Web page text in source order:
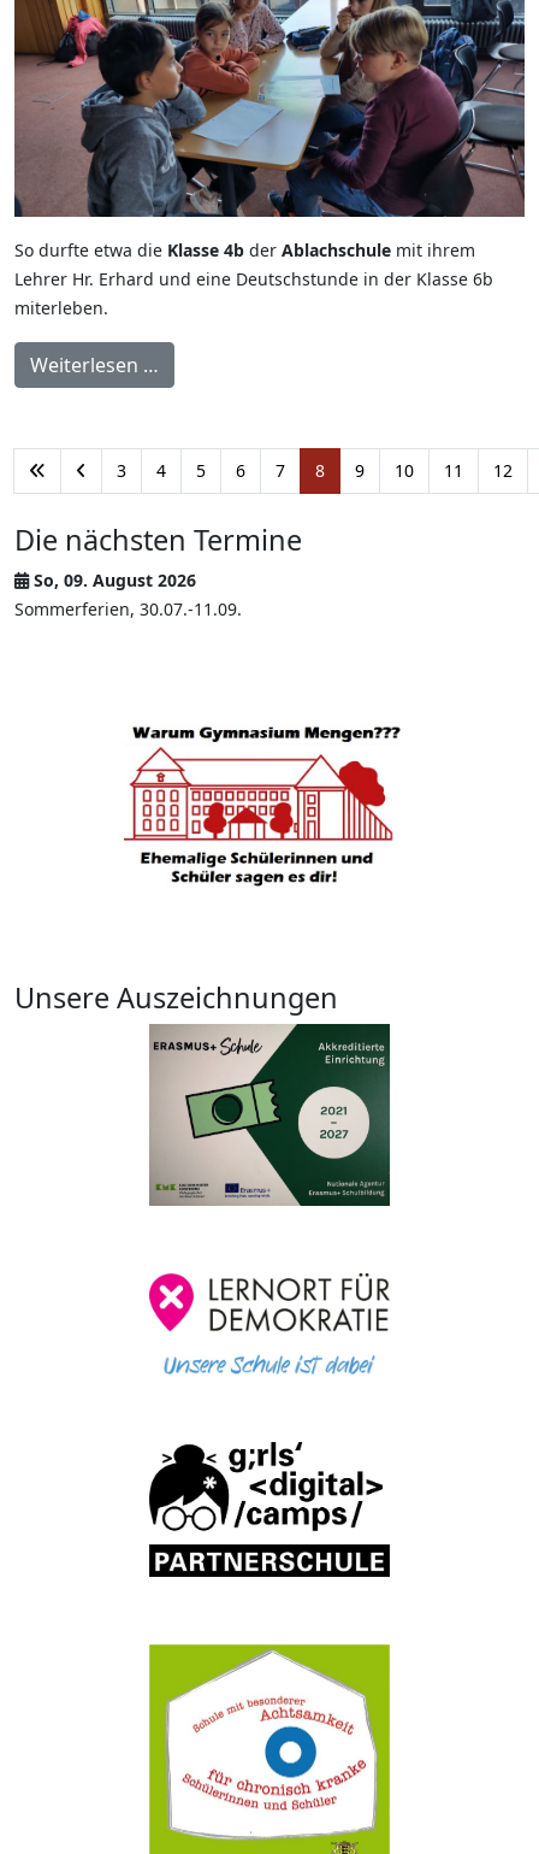
So durfte etwa die Klasse 4b der Ablachschule mit ihrem
Lehrer Hr. Erhard und eine Deutschstunde in der Klasse 6b
miterleben.
Weiterlesen …
3 4 5 6 7 8 9 10 11 12
Die nächsten Termine
So, 09. August 2026
Sommerferien, 30.07.-11.09.
Unsere Auszeichnungen